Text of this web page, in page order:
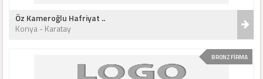
Öz Kameroğlu Hafriyat ..
Konya - Karatay
BRONZ FİRMA